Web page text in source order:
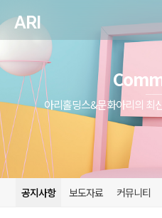
ARI
아리홀딩스&문화아리의 최
공지사항 보도자료 커뮤니티